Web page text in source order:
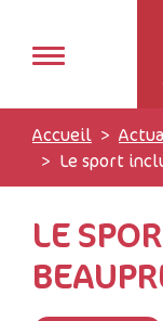
Accueil
Le sport
LE